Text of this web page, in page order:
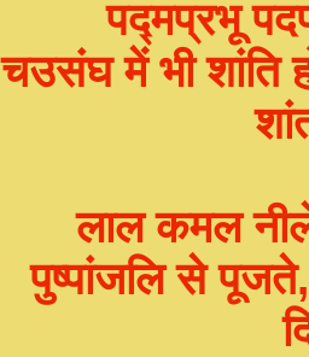
पद्मप्रभू
चउसंघ में भी शांति
लाल कमल
पुष्पांजलि से